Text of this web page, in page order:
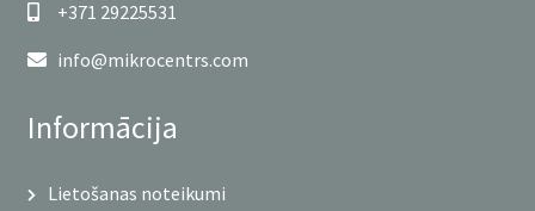
+371 29225531
info@mikrocentrs.com
Informācija
Lietošanas noteikumi